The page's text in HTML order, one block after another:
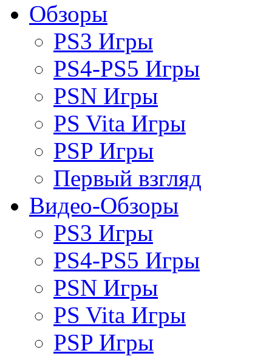
Обзоры
PS3 Игры
PS4-PS5 Игры
PSN Игры
PS Vita Игры
PSP Игры
Первый взгляд
Видео-Обзоры
PS3 Игры
PS4-PS5 Игры
PSN Игры
PS Vita Игры
PSP Игры